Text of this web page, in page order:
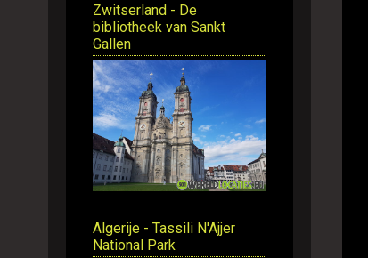
Zwitserland - De
bibliotheek van Sankt
Gallen
Algerije - Tassili N'Ajjer
National Park